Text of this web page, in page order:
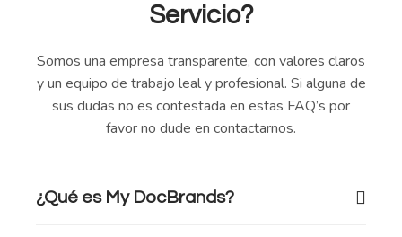
Servicio?
Somos una empresa transparente, con valores claros
y un equipo de trabajo leal y profesional. Si alguna de
sus dudas no es contestada en estas FAQ’s por
favor no dude en contactarnos.
¿Qué es My DocBrands?